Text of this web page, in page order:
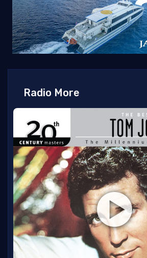
Radio More